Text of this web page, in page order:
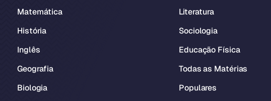
Matemática
História
Inglês
Geografia
Biologia
Literatura
Sociologia
Educação Física
Todas as Matérias
Populares